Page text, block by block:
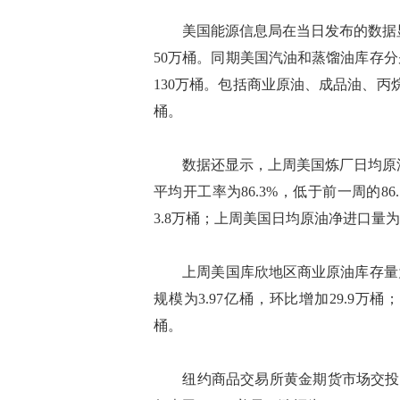
美国能源信息局在当日发布的数据
50万桶。同期美国汽油和蒸馏油库存
130万桶。包括商业原油、成品油、丙
桶。
数据还显示，上周美国炼厂日均原
平均开工率为86.3%，低于前一周的
3.8万桶；上周美国日均原油净进口量
上周美国库欣地区商业原油库存量
规模为3.97亿桶，环比增加29.9万桶
桶。
纽约商品交易所黄金期货市场交投